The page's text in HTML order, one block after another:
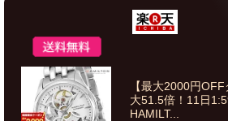
【最大2000円
大51.5倍！11日
HAMILT...